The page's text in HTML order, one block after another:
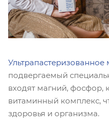
Ультрапастеризованное
подвергаемый
входят магний, фосфор,
витаминный комплекс,
здоровья и организма.